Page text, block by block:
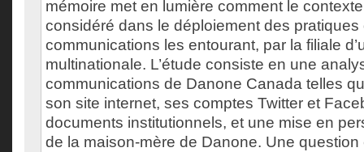
mémoire met en lumière comment le
considéré dans le déploiement des pratiques
communications les entourant, par la filiale
multinationale. L’étude consiste en une
communications de Danone Canada telles
son site internet, ses comptes Twitter et
documents institutionnels, et une mise en
de la maison-mère de Danone. Une